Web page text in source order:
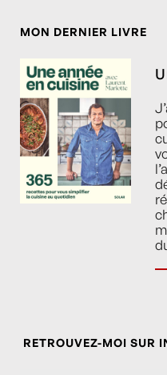
MON DERNIER LIVRE
RETROUVEZ-MOI SUR